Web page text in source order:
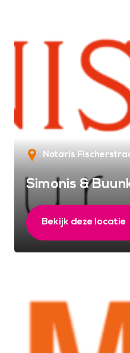
Notaris
Simonis &
Bekijk deze locatie